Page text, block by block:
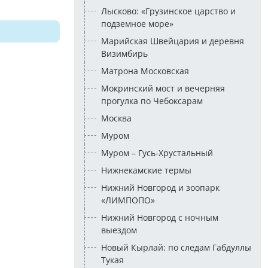
Лысково: «Грузинское царство и
подземное море»
Марийская Швейцария и деревня
Визимбирь
Матрона Московская
Мокринский мост и вечерняя
прогулка по Чебоксарам
Москва
Муром
Муром – Гусь-Хрустальный
Нижнекамские термы
Нижний Новгород и зоопарк
«ЛИМПОПО»
Нижний Новгород с ночным
выездом
Новый Кырлай: по следам Габдуллы
Тукая